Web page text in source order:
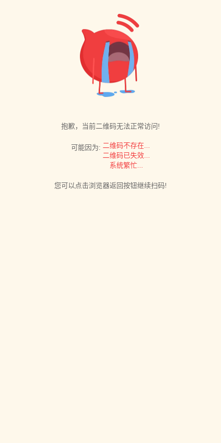
抱歉，当前二维码无法正常访问!
可能因为: 二维码不存在...
二维码已失效...
系统繁忙...
您可以点击浏览器返回按钮继续扫码!